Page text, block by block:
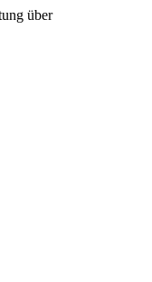
über